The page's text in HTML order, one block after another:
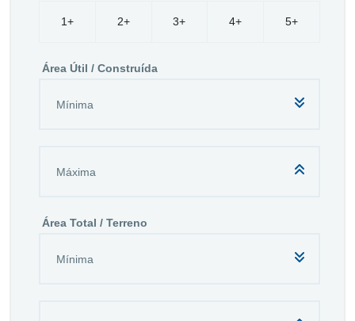
1+ 2+ 3+ 4+ 5+
Área Útil / Construída
Área Total / Terreno